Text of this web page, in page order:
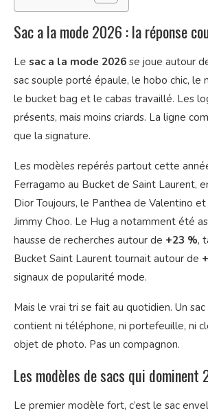
Sac a la mode 2026 : la réponse
Le sac a la mode 2026 se joue autour
sac souple porté épaule, le hobo chic, le
le bucket bag et le cabas travaillé. Les
présents, mais moins criards. La ligne
que la signature.
Les modèles repérés partout cette
Ferragamo au Bucket de Saint Laurent,
Dior Toujours, le Panthea de Valentino
Jimmy Choo. Le Hug a notamment été
hausse de recherches autour de +23 %,
Bucket Saint Laurent tournait autour de
signaux de popularité mode.
Mais le vrai tri se fait au quotidien. Un
contient ni téléphone, ni portefeuille, ni
objet de photo. Pas un compagnon.
Les modèles de sacs qui dominent
Le premier modèle fort, c’est le sac